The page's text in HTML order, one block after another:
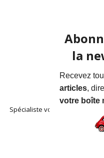
Spécialiste voitures